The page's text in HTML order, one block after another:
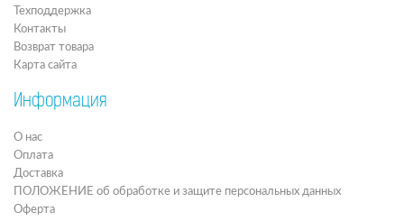
Техподдержка
Контакты
Возврат товара
Карта сайта
Информация
О нас
Оплата
Доставка
ПОЛОЖЕНИЕ об обработке и защите персональных данных
Оферта